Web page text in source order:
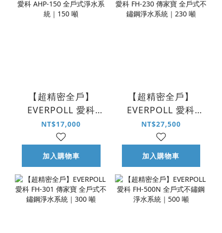
【超精密全戶】
EVERPOLL 愛科
AHP-150 全戶式淨
水系統｜150 噸
NT$17,000
加入購物車
【超精密全戶】
EVERPOLL 愛科
FH-230 傳家寶 全
戶式不鏽鋼淨水系
統｜230 噸
NT$27,500
加入購物車